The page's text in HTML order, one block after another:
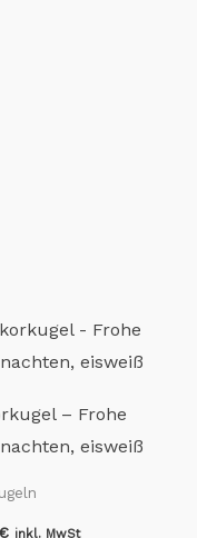
– Frohe
eisweiß
inkl. MwSt